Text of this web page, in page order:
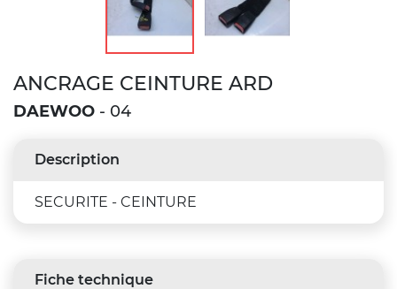
ANCRAGE CEINTURE ARD
DAEWOO - 04
Description
SECURITE - CEINTURE
Fiche technique